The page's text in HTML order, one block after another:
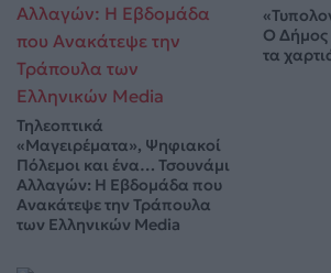
Τηλεοπτικά
«Μαγειρέματα», Ψηφιακοί
Πόλεμοι και ένα… Τσουνάμι
Αλλαγών: Η Εβδομάδα που
Ανακάτεψε την Τράπουλα
των Ελληνικών Media
Ο Δήμος
τα